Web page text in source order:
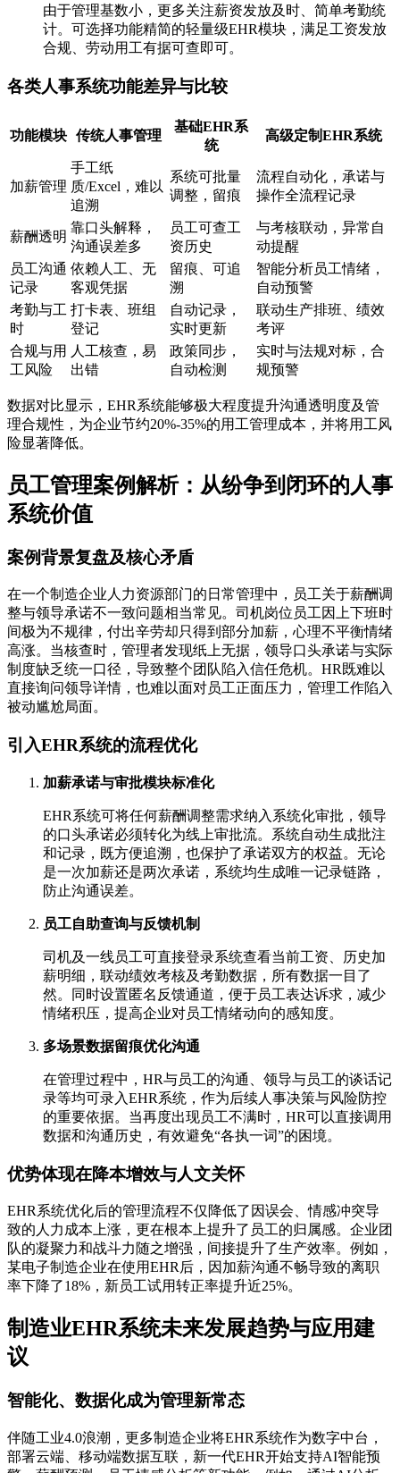
由于管理基数小，更多关注薪资发放及时、简单考勤统
计。可选择功能精简的轻量级EHR模块，满足工资发放
合规、劳动用工有据可查即可。
各类人事系统功能差异与比较
功能模块 传统人事管理
基础EHR系
统
高级定制EHR系统
加薪管理
手工纸
质/Excel，难以
追溯
系统可批量
调整，留痕
流程自动化，承诺与
操作全流程记录
薪酬透明
靠口头解释，
沟通误差多
员工可查工
资历史
与考核联动，异常自
动提醒
员工沟通
记录
依赖人工、无
客观凭据
留痕、可追
溯
智能分析员工情绪，
自动预警
考勤与工
时
打卡表、班组
登记
自动记录，
实时更新
联动生产排班、绩效
考评
合规与用
工风险
人工核查，易
出错
政策同步，
自动检测
实时与法规对标，合
规预警
数据对比显示，EHR系统能够极大程度提升沟通透明度及管
理合规性，为企业节约20%-35%的用工管理成本，并将用工风
险显著降低。
员工管理案例解析：从纷争到闭环的人事
系统价值
案例背景复盘及核心矛盾
在一个制造企业人力资源部门的日常管理中，员工关于薪酬调
整与领导承诺不一致问题相当常见。司机岗位员工因上下班时
间极为不规律，付出辛劳却只得到部分加薪，心理不平衡情绪
高涨。当核查时，管理者发现纸上无据，领导口头承诺与实际
制度缺乏统一口径，导致整个团队陷入信任危机。HR既难以
直接询问领导详情，也难以面对员工正面压力，管理工作陷入
被动尴尬局面。
引入EHR系统的流程优化
加薪承诺与审批模块标准化
EHR系统可将任何薪酬调整需求纳入系统化审批，领导
的口头承诺必须转化为线上审批流。系统自动生成批注
和记录，既方便追溯，也保护了承诺双方的权益。无论
是一次加薪还是两次承诺，系统均生成唯一记录链路，
防止沟通误差。
员工自助查询与反馈机制
司机及一线员工可直接登录系统查看当前工资、历史加
薪明细，联动绩效考核及考勤数据，所有数据一目了
然。同时设置匿名反馈通道，便于员工表达诉求，减少
情绪积压，提高企业对员工情绪动向的感知度。
多场景数据留痕优化沟通
在管理过程中，HR与员工的沟通、领导与员工的谈话记
录等均可录入EHR系统，作为后续人事决策与风险防控
的重要依据。当再度出现员工不满时，HR可以直接调用
数据和沟通历史，有效避免“各执一词”的困境。
优势体现在降本增效与人文关怀
EHR系统优化后的管理流程不仅降低了因误会、情感冲突导
致的人力成本上涨，更在根本上提升了员工的归属感。企业团
队的凝聚力和战斗力随之增强，间接提升了生产效率。例如，
某电子制造企业在使用EHR后，因加薪沟通不畅导致的离职
率下降了18%，新员工试用转正率提升近25%。
制造业EHR系统未来发展趋势与应用建
议
智能化、数据化成为管理新常态
伴随工业4.0浪潮，更多制造企业将EHR系统作为数字中台，
部署云端、移动端数据互联，新一代EHR开始支持AI智能预